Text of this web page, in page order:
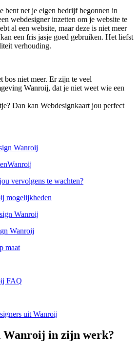
bent net je eigen bedrijf begonnen in
webdesigner inzetten om je website te
al een website, maar deze is niet meer
een fris jasje goed gebruiken. Het liefst
verhouding.
bos niet meer. Er zijn te veel
Wanroij, dat je niet weet wie een
Dan kan Webdesignkaart jou perfect
Wanroij
vervolgens te wachten?
mogelijkheden
Wanroij
Wanroij
maat
FAQ
uit Wanroij
Wanroij in zijn werk?